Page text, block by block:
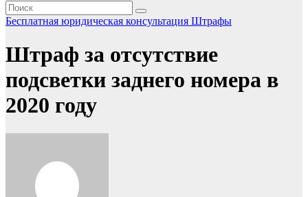
Бесплатная юридическая консультация Штрафы
Штраф за отсутствие
подсветки заднего номера в
2020 году